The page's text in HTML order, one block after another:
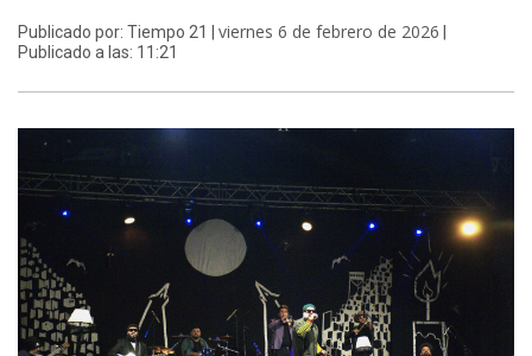
Publicado por: Tiempo 21 | viernes 6 de febrero de 2026
Publicado a las: 11:21